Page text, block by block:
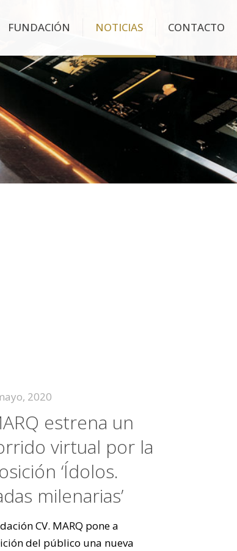
FUNDACIÓN NOTICIAS CONTACTO
2020
estrena un
virtual por la
‘Ídolos.
milenarias’
CV. MARQ pone a
del público una nueva